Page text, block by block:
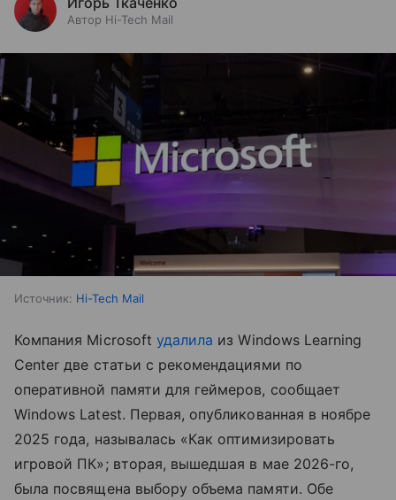
Автор Hi-Tech Mail
Источник: Hi-Tech Mail
Компания Microsoft удалила из Windows Learning
Center две статьи с рекомендациями по
оперативной памяти для геймеров, сообщает
Windows Latest. Первая, опубликованная в ноябре
2025 года, называлась «Как оптимизировать
игровой ПК»; вторая, вышедшая в мае 2026-го,
была посвящена выбору объема памяти. Обе